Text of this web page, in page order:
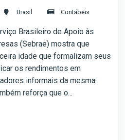
Brasil Contábeis
Brasileiro de Apoio às
(Sebrae) mostra que
idade que formalizam seus
os rendimentos em
informais da mesma
reforça que o...